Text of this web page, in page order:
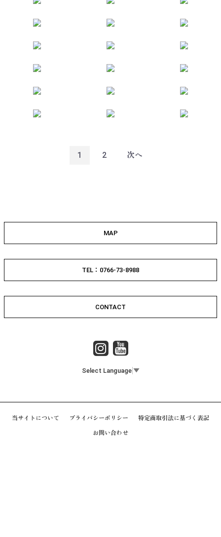
1 2 次へ
MAP
TEL：0766-73-8988
CONTACT
Select Language ▼
当サイトについて プライバシーポリシー 特定商取引法に基づく表記
お問い合わせ